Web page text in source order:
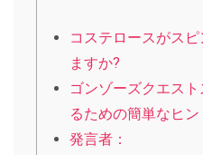
コステロースがス
ますか?
ゴンゾーズクエス
るための簡単なヒン
発言者：